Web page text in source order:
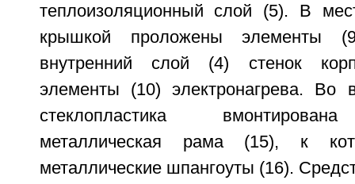
теплоизоляционный слой (5). В
крышкой проложены элементы
внутренний слой (4) стенок
элементы (10) электронагрева. Во
стеклопластика
металлическая рама (15), к
металлические шпангоуты (16).